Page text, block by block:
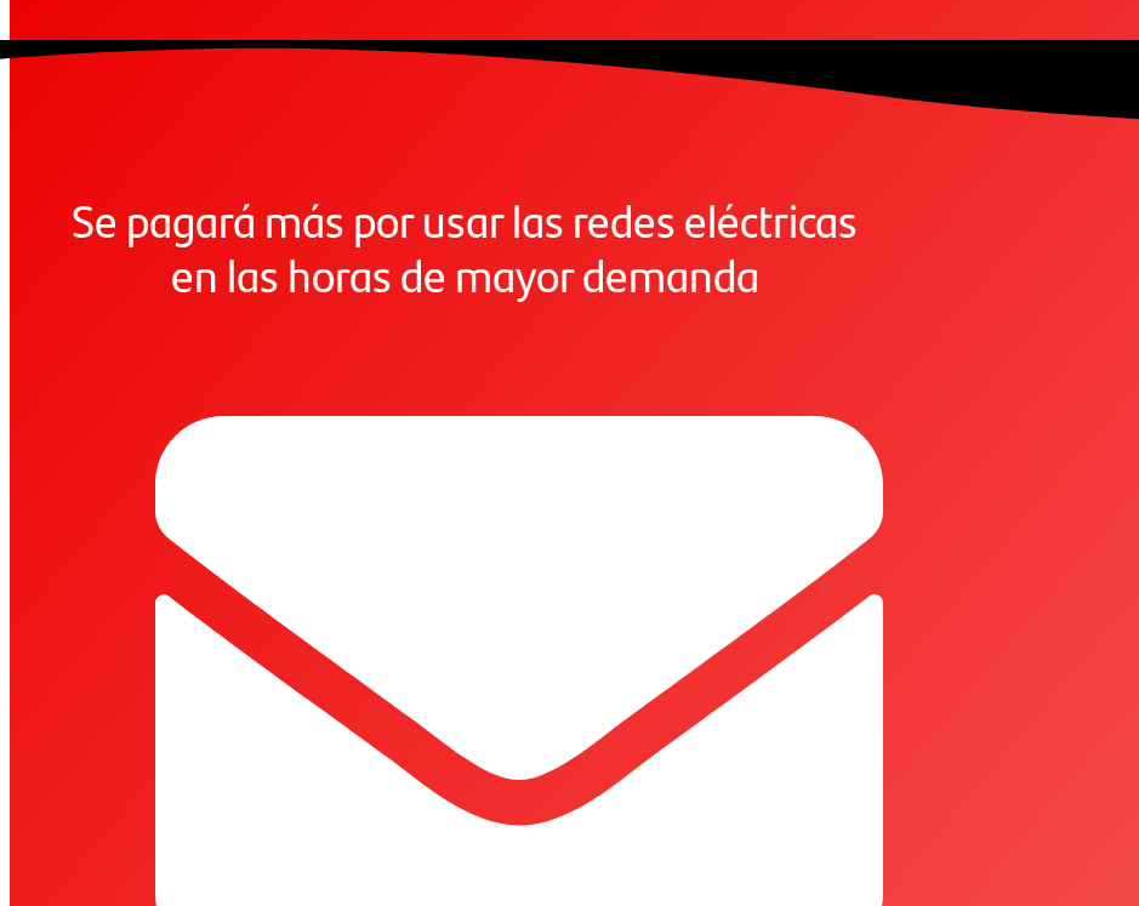
Se pagará más por usar las redes eléctricas
en las horas de mayor demanda